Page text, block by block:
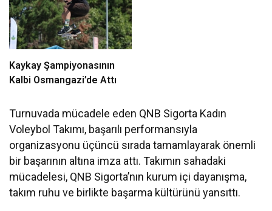
Kaykay Şampiyonasının
Kalbi Osmangazi’de Attı
Turnuvada mücadele eden QNB Sigorta Kadın
Voleybol Takımı, başarılı performansıyla
organizasyonu üçüncü sırada tamamlayarak önemli
bir başarının altına imza attı. Takımın sahadaki
mücadelesi, QNB Sigorta’nın kurum içi dayanışma,
takım ruhu ve birlikte başarma kültürünü yansıttı.